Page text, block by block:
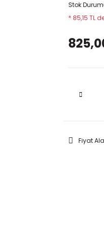
Stok
* 85,15 TL
Fiyat